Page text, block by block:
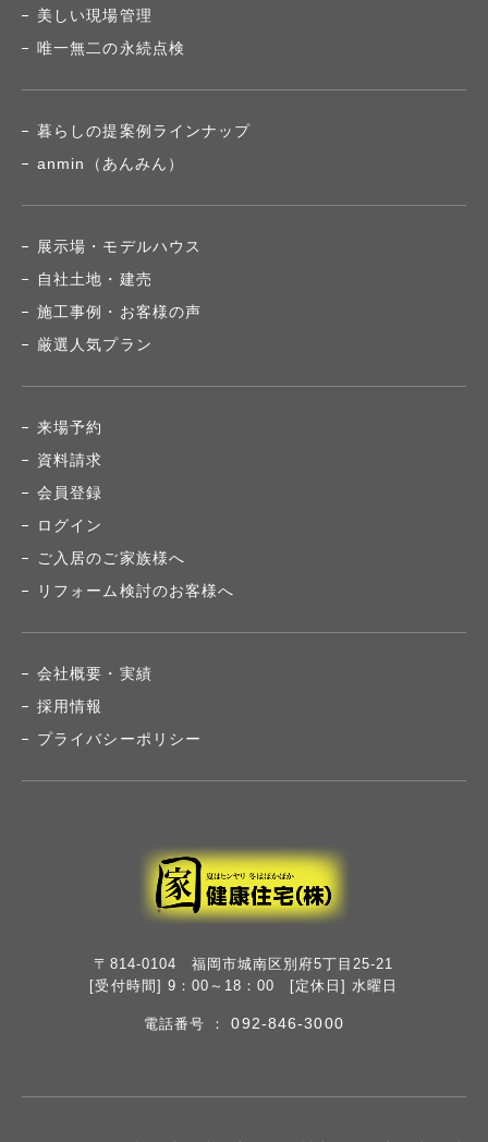
美しい現場管理
唯一無二の永続点検
暮らしの提案例ラインナップ
anmin（あんみん）
展示場・モデルハウス
自社土地・建売
施工事例・お客様の声
厳選人気プラン
来場予約
資料請求
会員登録
ログイン
ご入居のご家族様へ
リフォーム検討のお客様へ
会社概要・実績
採用情報
プライバシーポリシー
〒814-0104 福岡市城南区別府5丁目25-21
[受付時間] 9：00～18：00 [定休日] 水曜日
電話番号 ：092-846-3000